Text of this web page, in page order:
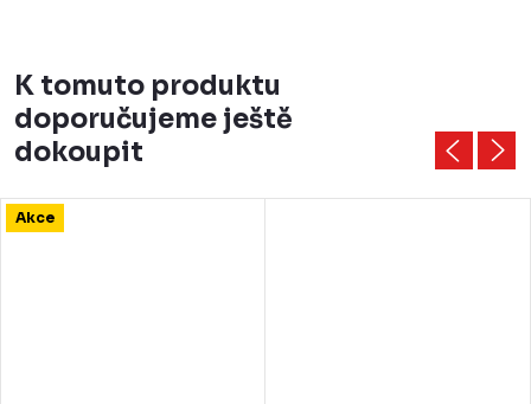
K tomuto produktu
doporučujeme ještě
dokoupit
Akce